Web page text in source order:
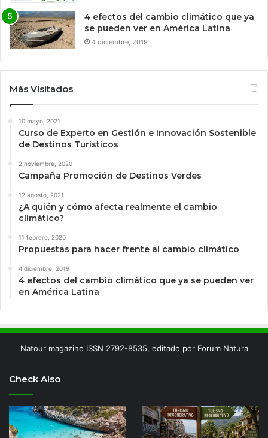
4 efectos del cambio climático que ya
se pueden ver en América Latina
4 diciembre, 2019
Más Visitados
10 mayo, 2021
Curso de Experto en Gestión e Innovación Sostenible
de Destinos Turísticos
2 noviembre, 2020
Campaña Promoción de Destinos Verdes
12 agosto, 2021
¿A quién y cómo afecta realmente el cambio
climático?
11 febrero, 2020
Propuestas para hacer frente al cambio climático
4 diciembre, 2019
4 efectos del cambio climático que ya se pueden ver
en América Latina
Natour magazine ISSN 2792-8535, editado por Forum Natura
Check Also